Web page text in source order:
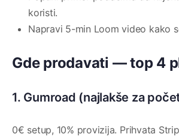
koristi.
Napravi 5-min Loom video kako
Gde prodavati — top 4
1. Gumroad (najlakše za
0€ setup, 10% provizija. Prihvata